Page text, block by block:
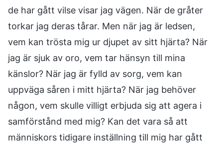
de har gått vilse visar jag vägen. När de gråter
torkar jag deras tårar. Men när jag är ledsen,
vem kan trösta mig ur djupet av sitt hjärta? När
jag är sjuk av oro, vem tar hänsyn till mina
känslor? När jag är fylld av sorg, vem kan
uppväga såren i mitt hjärta? När jag behöver
någon, vem skulle villigt erbjuda sig att agera i
samförstånd med mig? Kan det vara så att
människors tidigare inställning till mig har gått